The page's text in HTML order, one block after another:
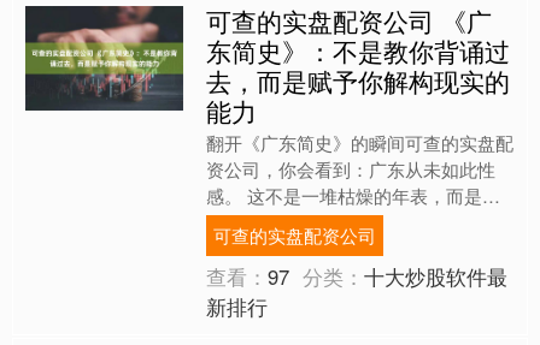
可查的实盘配资公司 《广
东简史》：不是教你背诵过
去，而是赋予你解构现实的
能力
翻开《广东简史》的瞬间可查的实盘配
资公司，你会看到：广东从未如此性
感。 这不是一堆枯燥的年表，而是一
把解剖广东文明的柳叶刀，让读史之人
如盗火者，窥见五千年的真相....
可查的实盘配资公司
查看：97 分类：十大炒股软件最
新排行